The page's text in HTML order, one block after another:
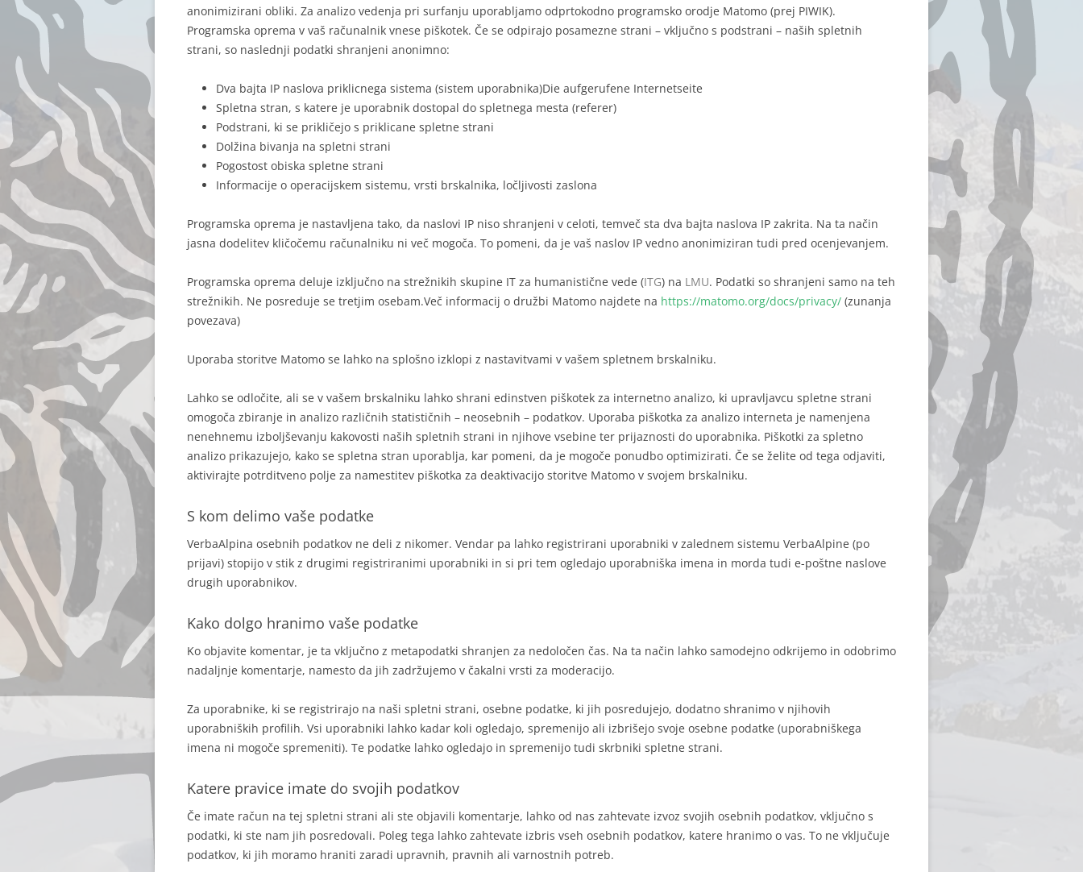
anonimizirani obliki. Za analizo vedenja pri surfanju uporabljamo odprtokodno programsko orodje Matomo (prej PIWIK).
Programska oprema v vaš računalnik vnese piškotek. Če se odpirajo posamezne strani – vključno s podstrani – naših spletnih
strani, so naslednji podatki shranjeni anonimno:
Dva bajta IP naslova priklicnega sistema (sistem uporabnika)Die aufgerufene Internetseite
Spletna stran, s katere je uporabnik dostopal do spletnega mesta (referer)
Podstrani, ki se prikličejo s priklicane spletne strani
Dolžina bivanja na spletni strani
Pogostost obiska spletne strani
Informacije o operacijskem sistemu, vrsti brskalnika, ločljivosti zaslona
Programska oprema je nastavljena tako, da naslovi IP niso shranjeni v celoti, temveč sta dva bajta naslova IP zakrita. Na ta način
jasna dodelitev kličočemu računalniku ni več mogoča. To pomeni, da je vaš naslov IP vedno anonimiziran tudi pred ocenjevanjem.
Programska oprema deluje izključno na strežnikih skupine IT za humanistične vede (ITG) na LMU. Podatki so shranjeni samo na teh
strežnikih. Ne posreduje se tretjim osebam.Več informacij o družbi Matomo najdete na https://matomo.org/docs/privacy/ (zunanja
povezava)
Uporaba storitve Matomo se lahko na splošno izklopi z nastavitvami v vašem spletnem brskalniku.
Lahko se odločite, ali se v vašem brskalniku lahko shrani edinstven piškotek za internetno analizo, ki upravljavcu spletne strani
omogoča zbiranje in analizo različnih statističnih – neosebnih – podatkov. Uporaba piškotka za analizo interneta je namenjena
nenehnemu izboljševanju kakovosti naših spletnih strani in njihove vsebine ter prijaznosti do uporabnika. Piškotki za spletno
analizo prikazujejo, kako se spletna stran uporablja, kar pomeni, da je mogoče ponudbo optimizirati. Če se želite od tega odjaviti,
aktivirajte potrditveno polje za namestitev piškotka za deaktivacijo storitve Matomo v svojem brskalniku.
S kom delimo vaše podatke
VerbaAlpina osebnih podatkov ne deli z nikomer. Vendar pa lahko registrirani uporabniki v zalednem sistemu VerbaAlpine (po
prijavi) stopijo v stik z drugimi registriranimi uporabniki in si pri tem ogledajo uporabniška imena in morda tudi e-poštne naslove
drugih uporabnikov.
Kako dolgo hranimo vaše podatke
Ko objavite komentar, je ta vključno z metapodatki shranjen za nedoločen čas. Na ta način lahko samodejno odkrijemo in odobrimo
nadaljnje komentarje, namesto da jih zadržujemo v čakalni vrsti za moderacijo.
Za uporabnike, ki se registrirajo na naši spletni strani, osebne podatke, ki jih posredujejo, dodatno shranimo v njihovih
uporabniških profilih. Vsi uporabniki lahko kadar koli ogledajo, spremenijo ali izbrišejo svoje osebne podatke (uporabniškega
imena ni mogoče spremeniti). Te podatke lahko ogledajo in spremenijo tudi skrbniki spletne strani.
Katere pravice imate do svojih podatkov
Če imate račun na tej spletni strani ali ste objavili komentarje, lahko od nas zahtevate izvoz svojih osebnih podatkov, vključno s
podatki, ki ste nam jih posredovali. Poleg tega lahko zahtevate izbris vseh osebnih podatkov, katere hranimo o vas. To ne vključuje
podatkov, ki jih moramo hraniti zaradi upravnih, pravnih ali varnostnih potreb.